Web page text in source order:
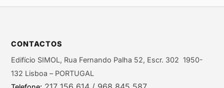
CONTACTOS
Edifício SIMOL, Rua Fernando Palha 52, Escr. 302 1950-
132 Lisboa – PORTUGAL